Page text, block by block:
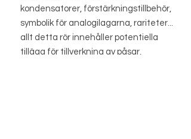
kondensatorer, förstärkningstillbehör,
symbolik för analogilagarna, rariteter...
allt detta rör innehåller potentiella
tillägg för tillverkning av påsar,